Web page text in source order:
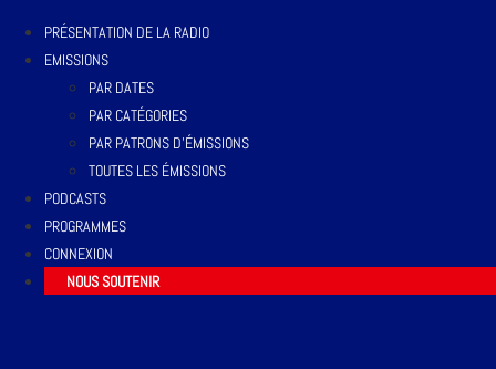
PRÉSENTATION DE LA RADIO
EMISSIONS
PAR DATES
PAR CATÉGORIES
PAR PATRONS D’ÉMISSIONS
TOUTES LES ÉMISSIONS
PODCASTS
PROGRAMMES
CONNEXION
NOUS SOUTENIR